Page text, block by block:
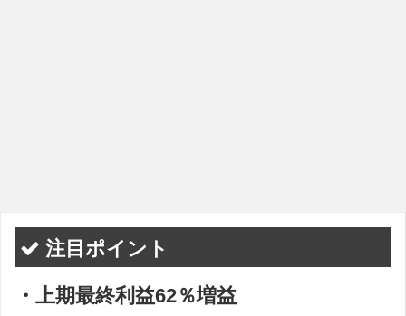
注目ポイント
・上期最終利益62％増益